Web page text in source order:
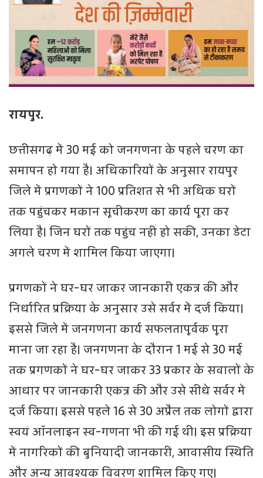
रायपुर.
छत्तीसगढ़ में 30 मई को जनगणना के पहले चरण का
समापन हो गया है। अधिकारियों के अनुसार रायपुर
जिले में प्रगणकों ने 100 प्रतिशत से भी अधिक घरों
तक पहुंचकर मकान सूचीकरण का कार्य पूरा कर
लिया है। जिन घरों तक पहुंच नहीं हो सकी, उनका डेटा
अगले चरण में शामिल किया जाएगा।
प्रगणकों ने घर-घर जाकर जानकारी एकत्र की और
निर्धारित प्रक्रिया के अनुसार उसे सर्वर में दर्ज किया।
इससे जिले में जनगणना कार्य सफलतापूर्वक पूरा
माना जा रहा है। जनगणना के दौरान 1 मई से 30 मई
तक प्रगणकों ने घर-घर जाकर 33 प्रकार के सवालों के
आधार पर जानकारी एकत्र की और उसे सीधे सर्वर में
दर्ज किया। इससे पहले 16 से 30 अप्रैल तक लोगों द्वारा
स्वयं ऑनलाइन स्व-गणना भी की गई थी। इस प्रक्रिया
में नागरिकों की बुनियादी जानकारी, आवासीय स्थिति
और अन्य आवश्यक विवरण शामिल किए गए।